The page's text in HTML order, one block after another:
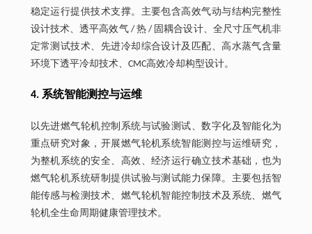
稳定运行提供技术支撑。主要包含高效气动与结构完整性
设计技术、透平高效气 / 热 / 固耦合设计、全尺寸压气机非
定常测试技术、先进冷却综合设计及匹配、高水蒸气含量
环境下透平冷却技术、CMC高效冷却构型设计。
4. 系统智能测控与运维
以先进燃气轮机控制系统与试验测试、数字化及智能化为
重点研究对象，开展燃气轮机系统智能测控与运维研究，
为整机系统的安全、高效、经济运行确立技术基础，也为
燃气轮机系统研制提供试验与测试能力保障。主要包括智
能传感与检测技术、燃气轮机智能控制技术及系统、燃气
轮机全生命周期健康管理技术。